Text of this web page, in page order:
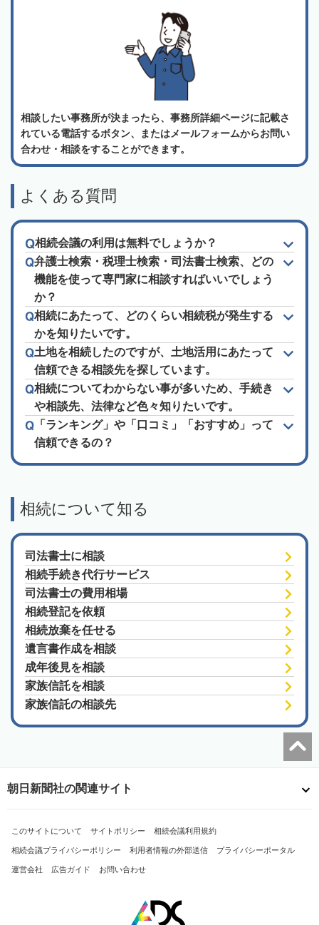
相談したい事務所が決まったら、事務所詳細ページに記載さ
れている電話するボタン、またはメールフォームからお問い
合わせ・相談をすることができます。
よくある質問
相続会議の利用は無料でしょうか？
弁護士検索・税理士検索・司法書士検索、どの
機能を使って専門家に相談すればいいでしょう
か？
相続にあたって、どのくらい相続税が発生する
かを知りたいです。
土地を相続したのですが、土地活用にあたって
信頼できる相談先を探しています。
相続についてわからない事が多いため、手続き
や相談先、法律など色々知りたいです。
「ランキング」や「口コミ」「おすすめ」って
信頼できるの？
相続について知る
司法書士に相談
相続手続き代行サービス
司法書士の費用相場
相続登記を依頼
相続放棄を任せる
遺言書作成を相談
成年後見を相談
家族信託を相談
家族信託の相談先
朝日新聞社の関連サイト
このサイトについて サイトポリシー 相続会議利用規約
相続会議プライバシーポリシー 利用者情報の外部送信 プライバシーポータル
運営会社 広告ガイド お問い合わせ